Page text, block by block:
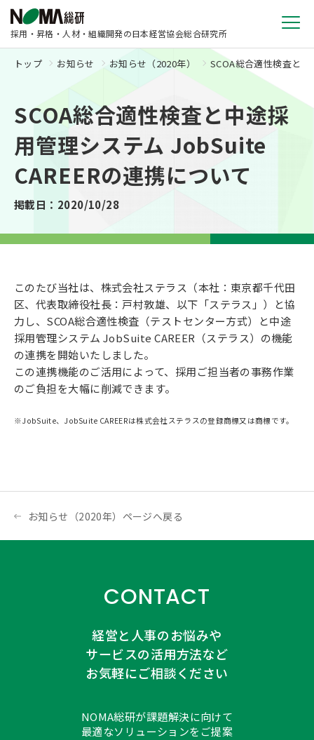
採用・昇格・人材・組織開発の日本経営協会総合研究所
トップ お知らせ お知らせ（2020年） SCOA総合適性検査と
SCOA総合適性検査と中途採
用管理システム JobSuite
CAREERの連携について
掲載日：2020/10/28
このたび当社は、株式会社ステラス（本社：東京都千代田
区、代表取締役社長：戸村敦雄、以下「ステラス」）と協
力し、SCOA総合適性検査（テストセンター方式）と中途
採用管理システム JobSuite CAREER（ステラス）の機能
の連携を開始いたしました。
この連携機能のご活用によって、採用ご担当者の事務作業
のご負担を大幅に削減できます。
※JobSuite、JobSuite CAREERは株式会社ステラスの登録商標又は商標です。
お知らせ（2020年）ページへ戻る
CONTACT
経営と人事のお悩みや
サービスの活用方法など
お気軽にご相談ください
NOMA総研が課題解決に向けて
最適なソリューションをご提案